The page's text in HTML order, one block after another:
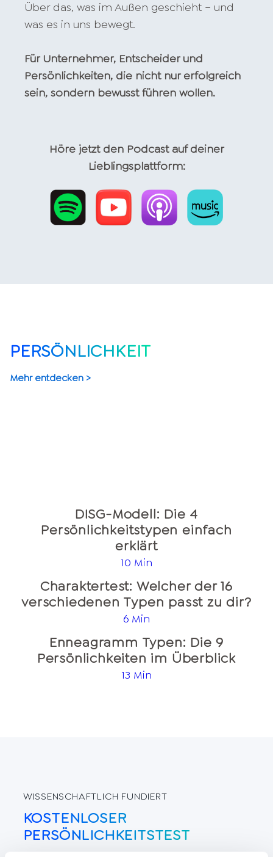
Über das, was im Außen geschieht – und
was es in uns bewegt.
Für Unternehmer, Entscheider und
Persönlichkeiten, die nicht nur erfolgreich
sein, sondern bewusst führen wollen.
Höre jetzt den Podcast auf deiner
Lieblingsplattform:
PERSÖNLICHKEIT
Mehr entdecken >
DISG-Modell: Die 4
Persönlichkeitstypen einfach
erklärt
10 Min
Charaktertest: Welcher der 16
verschiedenen Typen passt zu dir?
6 Min
Enneagramm Typen: Die 9
Persönlichkeiten im Überblick
13 Min
WISSENSCHAFTLICH FUNDIERT
KOSTENLOSER
PERSÖNLICHKEITSTEST